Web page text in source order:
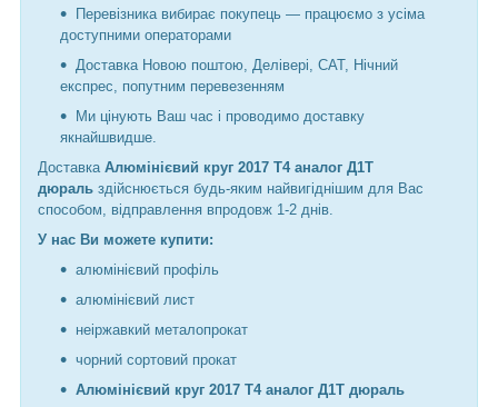
Перевізника вибирає покупець — працюємо з усіма
доступними операторами
Доставка Новою поштою, Делівері, САТ, Нічний
експрес, попутним перевезенням
Ми цінують Ваш час і проводимо доставку
якнайшвидше.
Доставка Алюмінієвий круг 2017 Т4 аналог Д1Т
дюраль здійснюється будь-яким найвигіднішим для Вас
способом, відправлення впродовж 1-2 днів.
У нас Ви можете купити:
алюмінієвий профіль
алюмінієвий лист
неіржавкий металопрокат
чорний сортовий прокат
Алюмінієвий круг 2017 Т4 аналог Д1Т дюраль